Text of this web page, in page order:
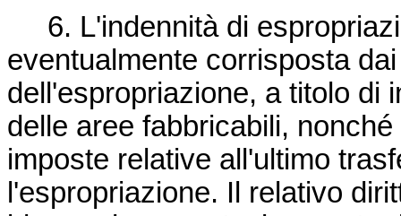
6. L'indennità di
eventualmente corrisposta
dell'espropriazione, a titolo di
delle aree fabbricabili,
imposte relative all'ultimo
l'espropriazione. Il relativo